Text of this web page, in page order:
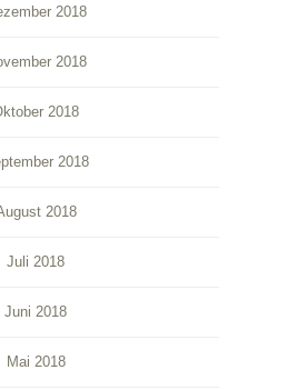
2018
2018
2018
2018
2018
Juli 2018
Juni 2018
Mai 2018